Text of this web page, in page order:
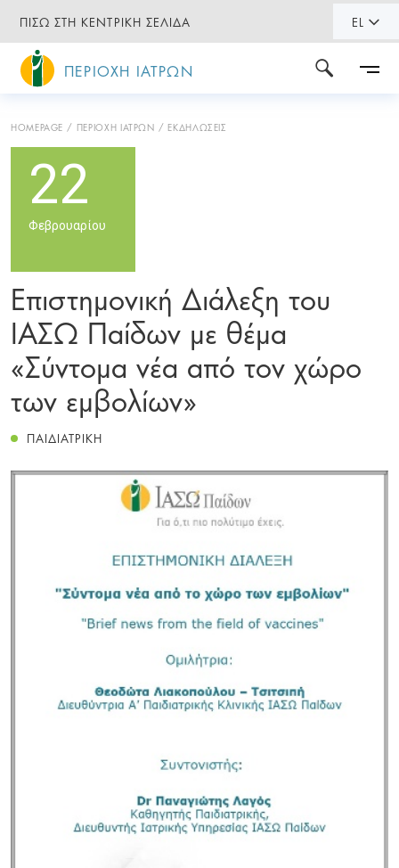
ΠΙΣΩ ΣΤΗ ΚΕΝΤΡΙΚΗ ΣΕΛΙΔΑ EL
ΠΕΡΙΟΧΗ ΙΑΤΡΩΝ
HOMEPAGE ΠΕΡΙΟΧΗ ΙΑΤΡΩΝ ΕΚΔΗΛΩΣΕΙΣ
22
Φεβρουαρίου
Επιστημονική Διάλεξη του
ΙΑΣΩ Παίδων με θέμα
«Σύντομα νέα από τον χώρο
των εμβολίων»
ΠΑΙΔΙΑΤΡΙΚΗ